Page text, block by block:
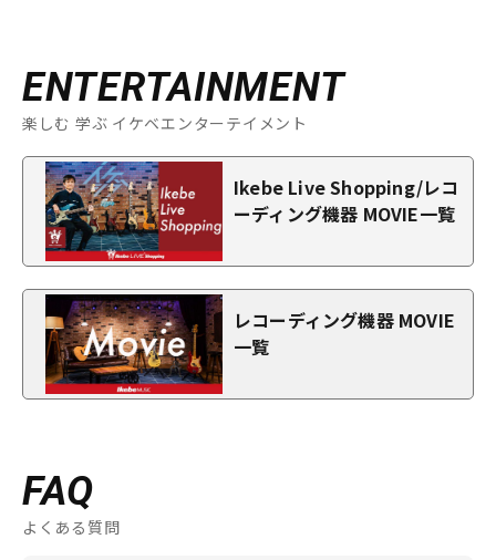
ENTERTAINMENT
楽しむ 学ぶ イケベエンターテイメント
Ikebe Live Shopping/レコ
ーディング機器 MOVIE一覧
レコーディング機器 MOVIE
一覧
FAQ
よくある質問